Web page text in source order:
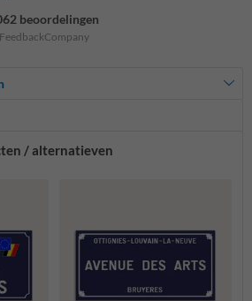
beoordelingen
/ alternatieven